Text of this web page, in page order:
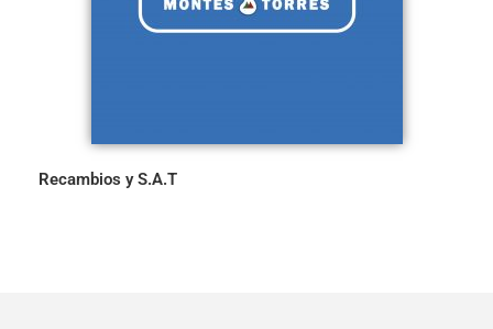
Recambios y S.A.T